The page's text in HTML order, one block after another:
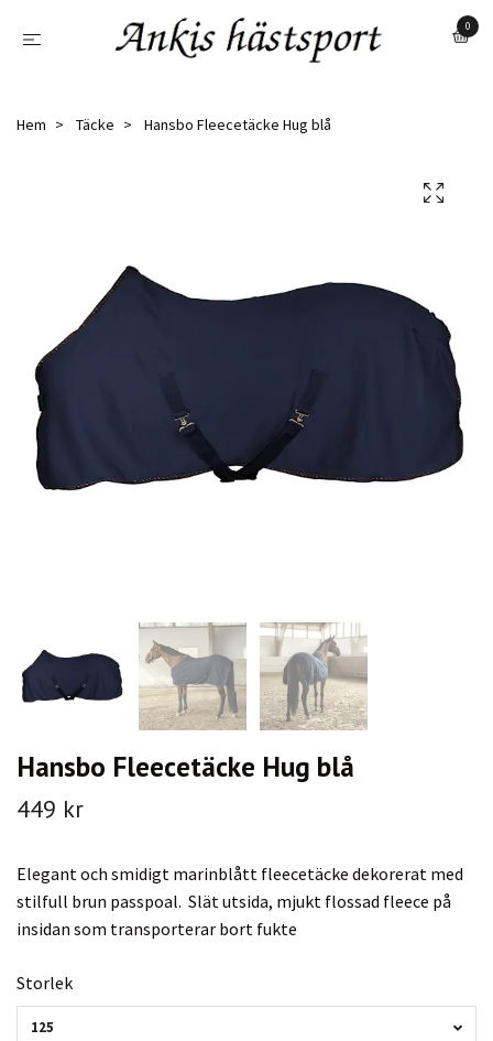
0
Hem Täcke Hansbo Fleecetäcke Hug blå
Hansbo Fleecetäcke Hug blå
449 kr
Elegant och smidigt marinblått fleecetäcke dekorerat med
stilfull brun passpoal. Slät utsida, mjukt flossad fleece på
insidan som transporterar bort fukte
Storlek
125